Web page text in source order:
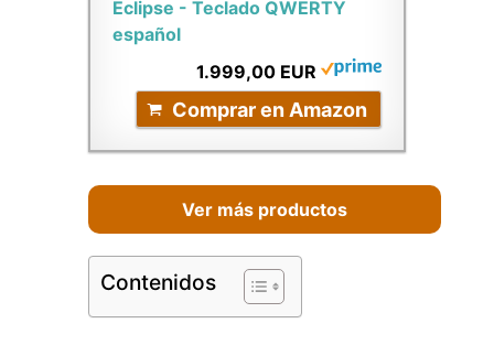
Eclipse - Teclado QWERTY
español
1.999,00 EUR
Comprar en Amazon
Ver más productos
Contenidos